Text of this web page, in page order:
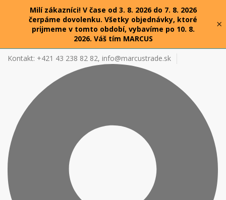
Milí zákazníci! V čase od 3. 8. 2026 do 7. 8. 2026
čerpáme dovolenku. Všetky objednávky, ktoré
prijmeme v tomto období, vybavíme po 10. 8.
2026. Váš tím MARCUS
×
Kontakt: +421 43 238 82 82, info@marcustrade.sk